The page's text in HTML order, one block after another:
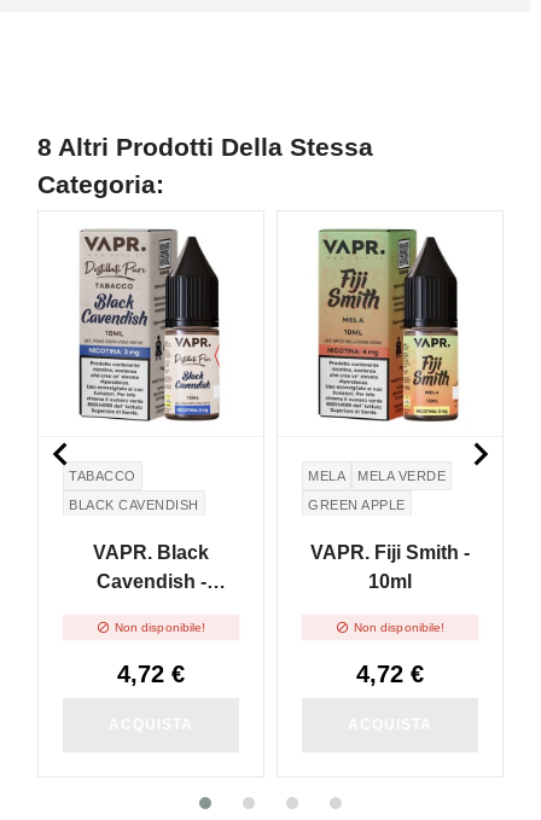
8 Altri Prodotti Della Stessa
Categoria:
TABACCO
BLACK CAVENDISH
VAPR. Black
Cavendish -
 Non disponibile!
4,72 €
NON DISPONIBILE
MELA
MELA VERDE
GREEN APPLE
VAPR. Fiji Smith -
10ml
 Non disponibile!
4,72 €
 